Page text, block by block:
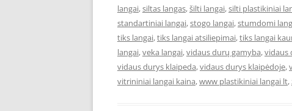
langai,siltas langas,šilti langai,silti plastikiniai
standartiniai langai,stogo langai,stumdomi
tiks langai,tiks langai atsiliepimai,tiks langai
langai,veka langai,vidaus durų gamyba,vidaus
vidaus durys klaipeda,vidaus durys klaipėdoje,
vitrininiai langai kaina,www plastikiniai langai lt,